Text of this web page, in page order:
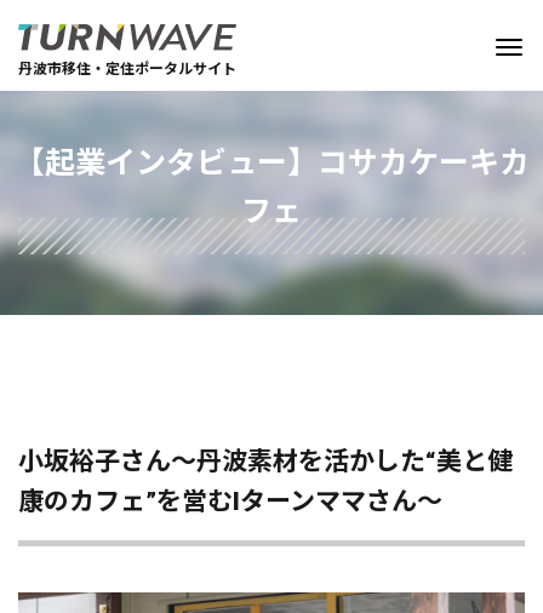
丹波市移住・定住ポータルサイト
【起業インタビュー】コサカケーキカ
フェ
小坂裕子さん～丹波素材を活かした“美と健
康のカフェ”を営むIターンママさん～